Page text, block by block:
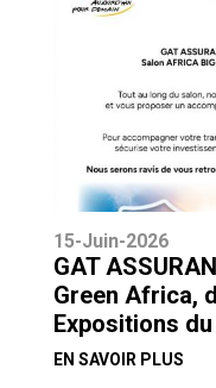
15-Juin-2026
GAT
Green Africa,
Expositions
EN SAVOIR PLUS